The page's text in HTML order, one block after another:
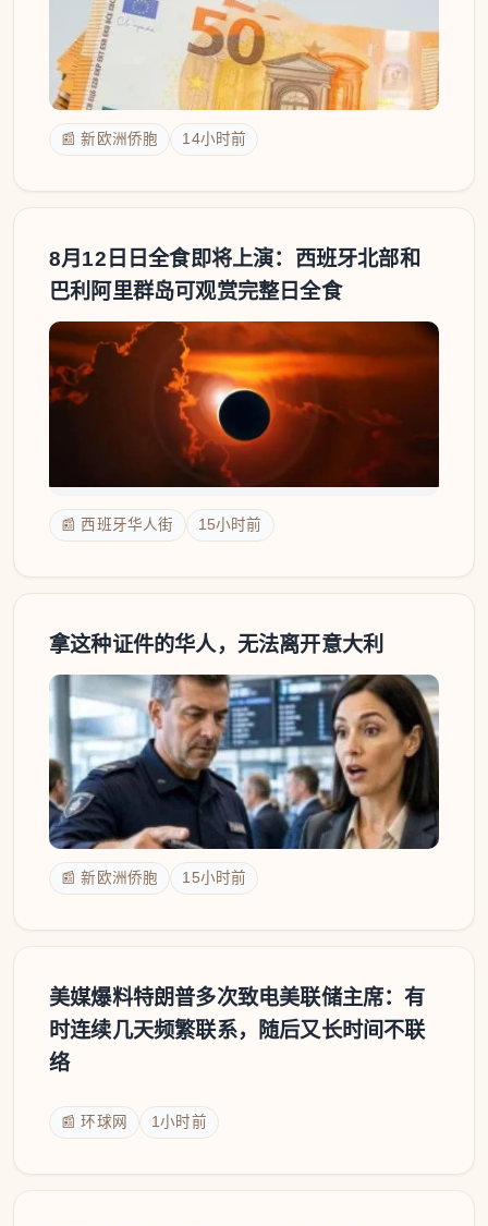
📰 新欧洲侨胞 14小时前
8月12日日全食即将上演：西班牙北部和
巴利阿里群岛可观赏完整日全食
📰 西班牙华人街 15小时前
拿这种证件的华人，无法离开意大利
📰 新欧洲侨胞 15小时前
美媒爆料特朗普多次致电美联储主席：有
时连续几天频繁联系，随后又长时间不联
络
📰 环球网 1小时前